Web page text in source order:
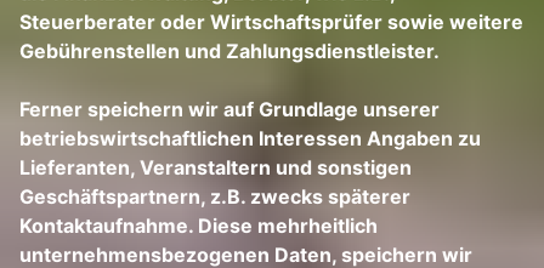
Steuerberater oder Wirtschaftsprüfer sowie weitere
Gebührenstellen und Zahlungsdienstleister.
Ferner speichern wir auf Grundlage unserer
betriebswirtschaftlichen Interessen Angaben zu
Lieferanten, Veranstaltern und sonstigen
Geschäftspartnern, z.B. zwecks späterer
Kontaktaufnahme. Diese mehrheitlich
unternehmensbezogenen Daten, speichern wir